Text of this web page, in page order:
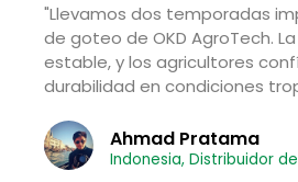
"Llevamos dos temporadas
de goteo de OKD AgroTech.
estable, y los agricultores
durabilidad en condiciones
Ahmad Pratama
Indonesia, Distribuidor